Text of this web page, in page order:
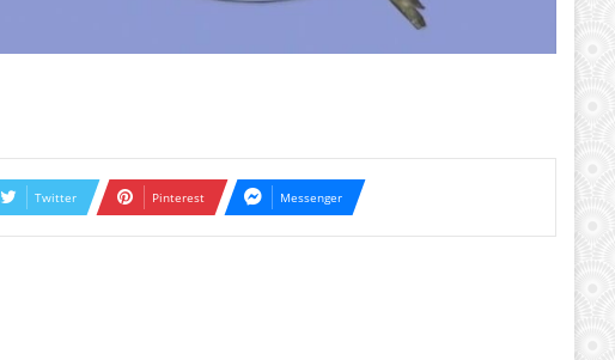
Twitter Pinterest Messenger